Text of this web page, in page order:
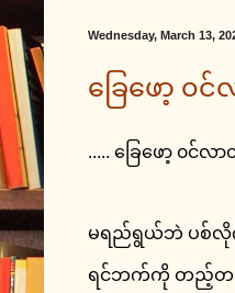
Wednesday, March 13,
ခြေဖော့ ၀
..... ခြေဖော့ ၀င်လ
မရည်ရွယ်ဘဲ ပစ်လို
ရင်ဘက်ကို တည့်တ